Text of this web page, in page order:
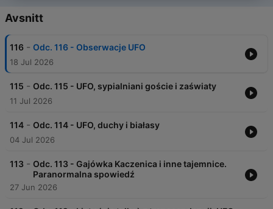
Avsnitt
116 - Odc. 116 - Obserwacje UFO
18 Jul 2026
115 - Odc. 115 - UFO, sypialniani goście i zaświaty
11 Jul 2026
114 - Odc. 114 - UFO, duchy i białasy
04 Jul 2026
113 - Odc. 113 - Gajówka Kaczenica i inne tajemnice.
Paranormalna spowiedź
27 Jun 2026